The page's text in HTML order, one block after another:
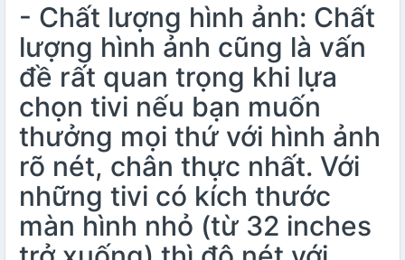
- Chất lượng hình ảnh: Chất
lượng hình ảnh cũng là vấn
đề rất quan trọng khi lựa
chọn tivi nếu bạn muốn
thưởng mọi thứ với hình ảnh
rõ nét, chân thực nhất. Với
những tivi có kích thước
màn hình nhỏ (từ 32 inches